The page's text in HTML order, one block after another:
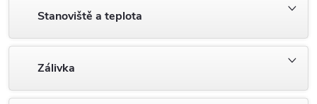
Stanoviště a teplota
Zálivka